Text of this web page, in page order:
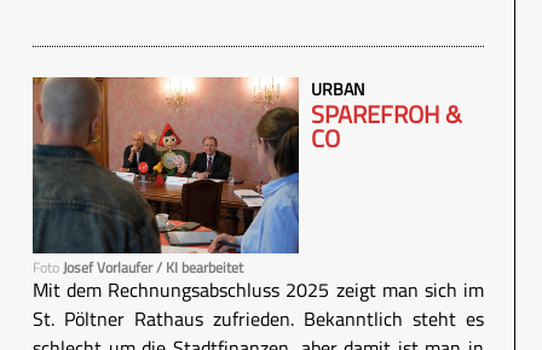
FotoJosef Vorlaufer / KI bearbeitet
URBAN
SPAREFROH &
CO
Mit dem Rechnungsabschluss 2025 zeigt man sich im
St. Pöltner Rathaus zufrieden. Bekanntlich steht es